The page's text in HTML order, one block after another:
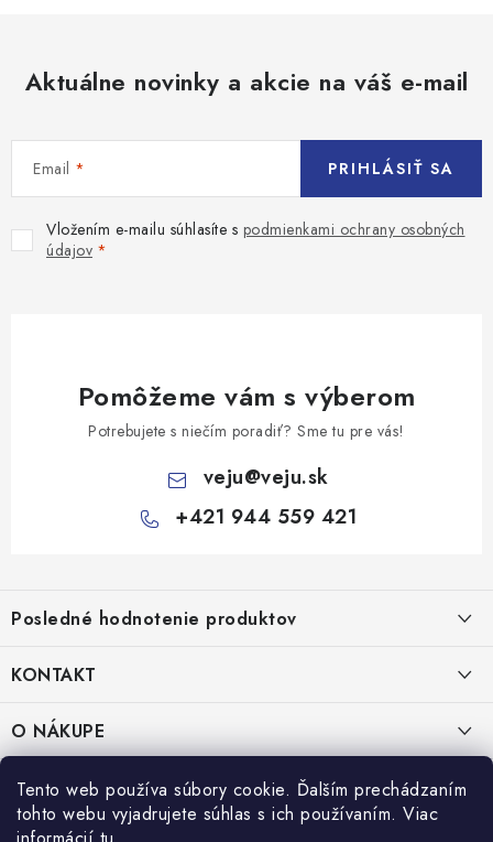
Tento web používa súbory cookie. Ďalším prechádzaním
tohto webu vyjadrujete súhlas s ich používaním. Viac
Aktuálne novinky a akcie na váš e-mail
Email
Vložením e-mailu súhlasíte s podmienkami ochrany osobných
údajov
PRIHLÁSIŤ SA
Pomôžeme vám s výberom
Potrebujete s niečím poradiť? Sme tu pre vás!
veju@veju.sk
+421 944 559 421
p
ä
e
Posledné hodnotenie produktov
KONTAKT
VEJU s.r.o.
Janka Kráľa 1059/82
Nitra 94901
IČO: 54577161
IČ DPH: SK2121721426
O NÁKUPE
Kontakty
PRÁVNE INFORMÁCIE
Obchodné podmienky